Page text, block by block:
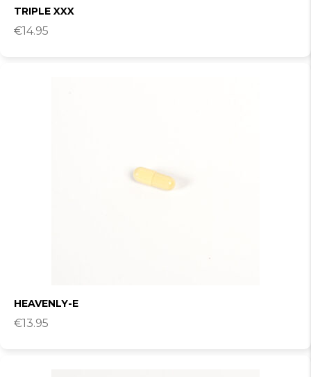
TRIPLE XXX
€14.95
HEAVENLY-E
€13.95